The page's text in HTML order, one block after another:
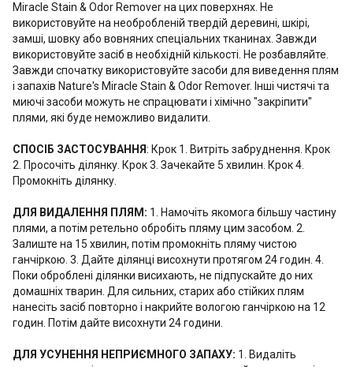
Miracle Stain & Odor Remover на цих поверхнях. Не
використовуйте на необробленій твердій деревині, шкірі,
замші, шовку або вовняних спеціальних тканинах. Завжди
використовуйте засіб в необхідній кількості. Не розбавляйте.
Завжди спочатку використовуйте засоби для виведення плям
і запахів Nature's Miracle Stain & Odor Remover. Інші чистячі та
миючі засоби можуть не спрацювати і хімічно "закріпити"
плями, які буде неможливо видалити.
СПОСІБ ЗАСТОСУВАННЯ: Крок 1. Витріть забруднення. Крок
2. Просочіть ділянку. Крок 3. Зачекайте 5 хвилин. Крок 4.
Промокніть ділянку.
ДЛЯ ВИДАЛЕННЯ ПЛЯМ: 1. Намочіть якомога більшу частину
плями, а потім ретельно обробіть пляму цим засобом. 2.
Залиште на 15 хвилин, потім промокніть пляму чистою
ганчіркою. 3. Дайте ділянці висохнути протягом 24 годин. 4.
Поки оброблені ділянки висихають, не підпускайте до них
домашніх тварин. Для сильних, старих або стійких плям
нанесіть засіб повторно і накрийте вологою ганчіркою на 12
годин. Потім дайте висохнути 24 години.
ДЛЯ УСУНЕННЯ НЕПРИЄМНОГО ЗАПАХУ: 1. Видаліть